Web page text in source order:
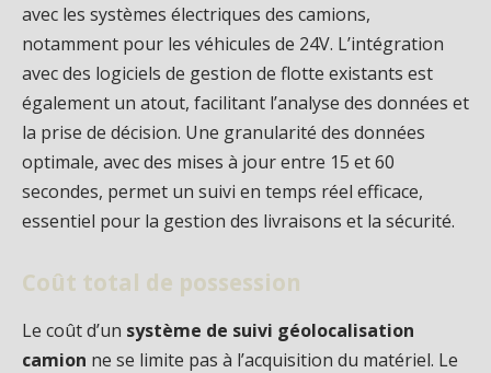
avec les systèmes électriques des camions,
notamment pour les véhicules de 24V. L’intégration
avec des logiciels de gestion de flotte existants est
également un atout, facilitant l’analyse des données et
la prise de décision. Une granularité des données
optimale, avec des mises à jour entre 15 et 60
secondes, permet un suivi en temps réel efficace,
essentiel pour la gestion des livraisons et la sécurité.
Coût total de possession
Le coût d’un système de suivi géolocalisation
camion ne se limite pas à l’acquisition du matériel. Le